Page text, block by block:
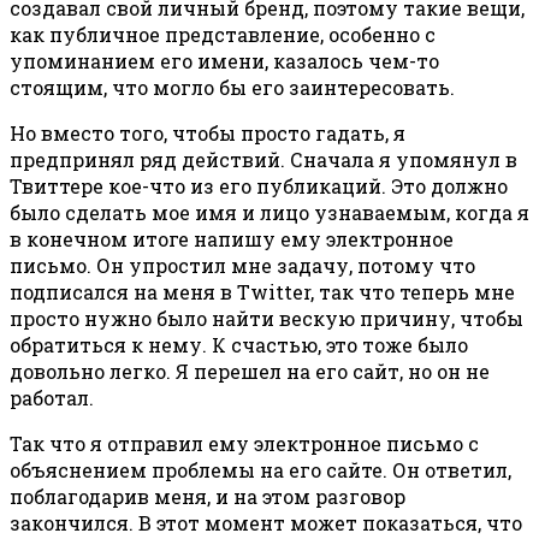
создавал свой личный бренд, поэтому такие вещи,
как публичное представление, особенно с
упоминанием его имени, казалось чем-то
стоящим, что могло бы его заинтересовать.
Но вместо того, чтобы просто гадать, я
предпринял ряд действий. Сначала я упомянул в
Твиттере кое-что из его публикаций. Это должно
было сделать мое имя и лицо узнаваемым, когда я
в конечном итоге напишу ему электронное
письмо. Он упростил мне задачу, потому что
подписался на меня в Twitter, так что теперь мне
просто нужно было найти вескую причину, чтобы
обратиться к нему. К счастью, это тоже было
довольно легко. Я перешел на его сайт, но он не
работал.
Так что я отправил ему электронное письмо с
объяснением проблемы на его сайте. Он ответил,
поблагодарив меня, и на этом разговор
закончился. В этот момент может показаться, что